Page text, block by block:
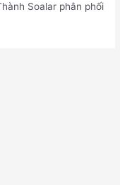
Soalar phân phối